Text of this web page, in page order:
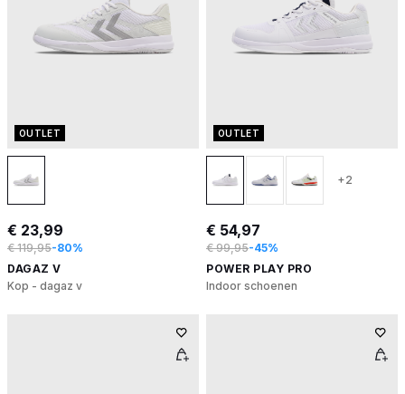
OUTLET
€ 23,99
€ 119,95-80%
DAGAZ V
Kop - dagaz v
OUTLET
+2
€ 54,97
€ 99,95-45%
POWER PLAY PRO
Indoor schoenen